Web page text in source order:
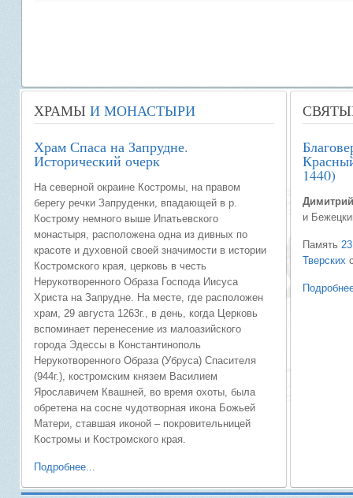
ХРАМЫ И МОНАСТЫРИ
Храм Спаса на Запрудне.
Исторический очерк
На северной окраине Костромы, на правом
берегу речки Запруденки, впадающей в р.
Кострому немного выше Ипатьевского
монастыря, расположена одна из дивных по
красоте и духовной своей значимости в истории
Костромского края, церковь в честь
Нерукотворенного Образа Господа Иисуса
Христа на Запрудне. На месте, где расположен
храм, 29 августа 1263г., в день, когда Церковь
вспоминает перенесение из малоазийского
города Эдессы в Константинополь
Нерукотворенного Образа (Убруса) Спасителя
(944г.), костромским князем Василием
Ярославичем Квашней, во время охоты, была
обретена на сосне чудотворная икона Божьей
Матери, ставшая иконой – покровительницей
Костромы и Костромского края.
Подробнее...
1440)
и
Память
Тверских